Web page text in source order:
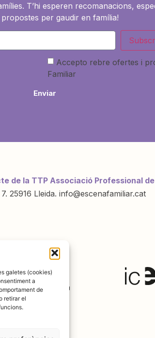
galetes (cookies)
a
de
retirar el
T’hi esperen recomanacions,
per gaudir en família!
Accepto rebre ofertes i
Familiar
Enviar
de la TTP Associació Professional
25916 Lleida. info@escenafamiliar.cat
col·laboració de: